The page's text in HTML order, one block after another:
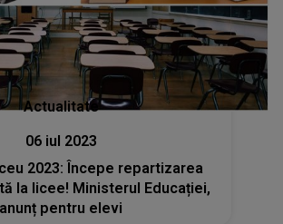
Actualitate
06 iul 2023
2023: Începe repartizarea
la licee! Ministerul Educației,
anunț pentru elevi